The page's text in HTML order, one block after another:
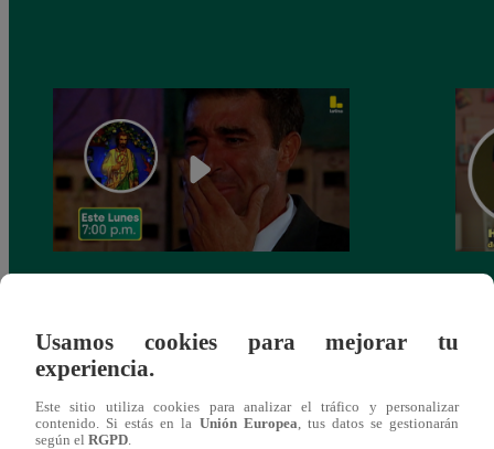
Bien”
Usamos cookies para mejorar tu
experiencia.
Este sitio utiliza cookies para analizar el tráfico y personalizar
contenido. Si estás en la Unión Europea , tus datos se gestionarán
según el RGPD